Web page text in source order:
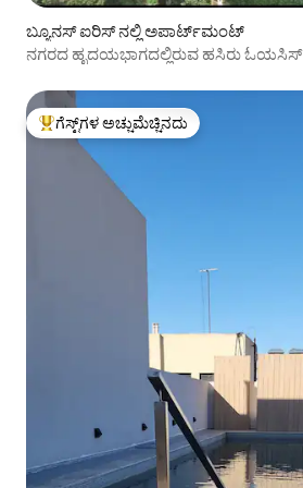
ಬ್ಯೂನಸ್ ಐರಿಸ್ ನಲ್ಲಿ ಅಪಾರ್ಟ್‌ಮಂಟ್
ನಗರದ ಹೃದಯಭಾಗದಲ್ಲಿರುವ ಹಸಿರು ಓಯಸಿಸ್
ಗೆಸ್ಟ್‌ಗಳಿಗೆ ಅತಿ ಹೆಚ್ಚು ಅಚ್ಚುಮೆಚ್ಚಿನದು
ಗೆಸ್ಟ್‌ಗಳ ಅಚ್ಚುಮೆಚ್ಚಿನದು